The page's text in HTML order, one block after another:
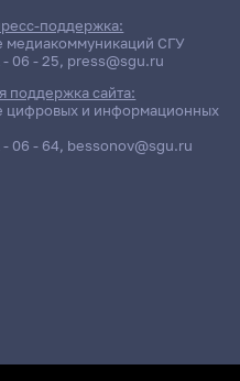
поддержка:
медиакоммуникаций СГУ
- 06 - 25, press@sgu.ru
поддержка сайта:
цифровых и информационных
- 06 - 64, bessonov@sgu.ru